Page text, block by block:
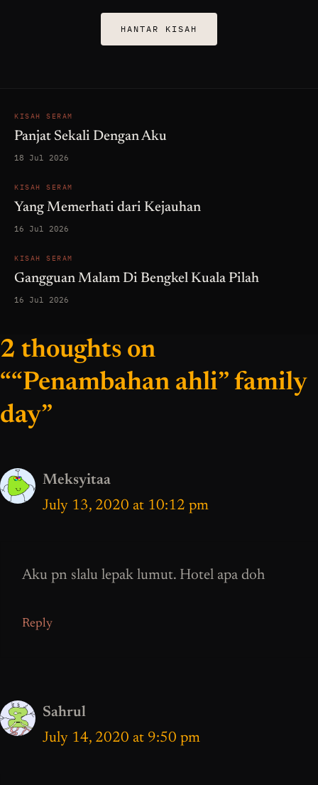
HANTAR KISAH
KISAH SERAM
Panjat Sekali Dengan Aku
18 Jul 2026
KISAH SERAM
Yang Memerhati dari Kejauhan
16 Jul 2026
KISAH SERAM
Gangguan Malam Di Bengkel Kuala Pilah
16 Jul 2026
2 thoughts on
““Penambahan ahli” family
day”
Meksyitaa
July 13, 2020 at 10:12 pm
Aku pn slalu lepak lumut. Hotel apa doh
Reply
Sahrul
July 14, 2020 at 9:50 pm